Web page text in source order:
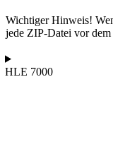
Wichtiger Hinweis!
jede ZIP-Datei vor
HLE 7000